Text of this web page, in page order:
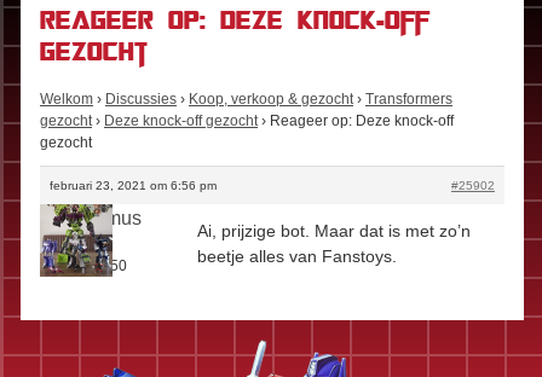
Reageer op: Deze knock-off
gezocht
Welkom › Discussies › Koop, verkoop & gezocht › Transformers
gezocht › Deze knock-off gezocht › Reageer op: Deze knock-off
gezocht
februari 23, 2021 om 6:56 pm #25902
darthprimus
Rol:Fan
Berichten:50
Ai, prijzige bot. Maar dat is met zo’n
beetje alles van Fanstoys.